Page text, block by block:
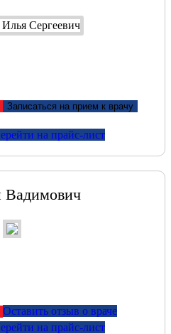
Записаться на прием к врачу
на прайс-лист
Вадимович
Оставить отзыв о враче
на прайс-лист